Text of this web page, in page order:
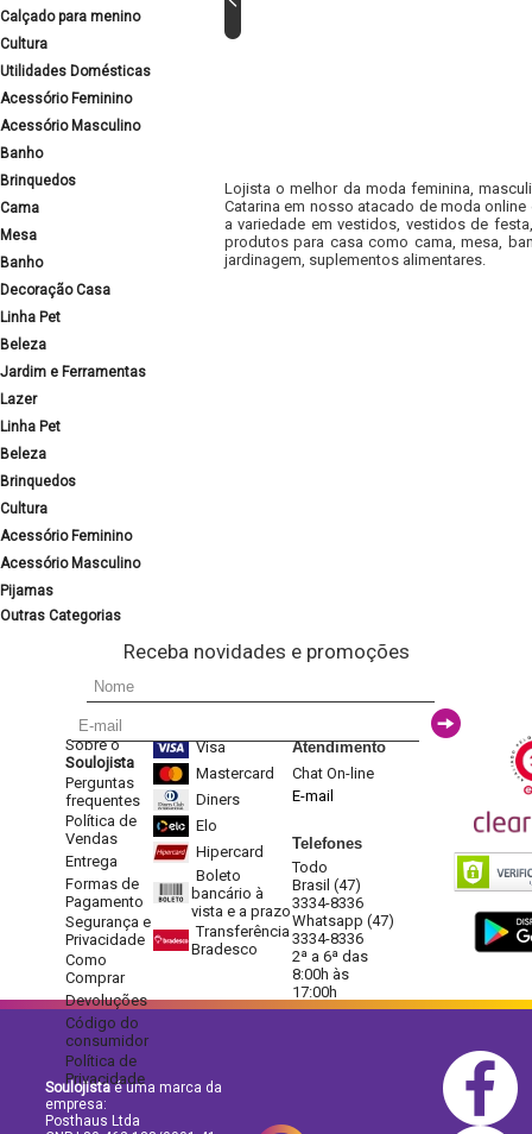
Calçado para menino
Cultura
Utilidades Domésticas
Acessório Feminino
Acessório Masculino
Banho
Brinquedos
Cama
Mesa
Banho
Decoração Casa
Linha Pet
Beleza
Jardim e Ferramentas
Lazer
Linha Pet
Beleza
Brinquedos
Cultura
Acessório Feminino
Acessório Masculino
Pijamas
Outras Categorias
Lojista o melhor da moda feminina,
Catarina em nosso atacado de moda
a variedade em vestidos, vestidos de
produtos para casa como cama, mesa,
jardinagem, suplementos alimentares.
Receba novidades e promoções
Sobre o
Soulojista
Perguntas
frequentes
Política de
Vendas
Entrega
Formas de
Pagamento
Segurança e
Privacidade
Como
Comprar
Devoluções
Código do
consumidor
Política de
Privacidade
Visa
Mastercard
Diners
Elo
Hipercard
Boleto
bancário à
vista e a prazo
Transferência
Bradesco
Atendimento
Chat On-line
E-mail
Telefones
Todo
Brasil (47)
3334-8336
Whatsapp (47)
3334-8336
2ª a 6ª das
8:00h às
17:00h
Soulojistaé uma marca da
empresa:
Posthaus Ltda